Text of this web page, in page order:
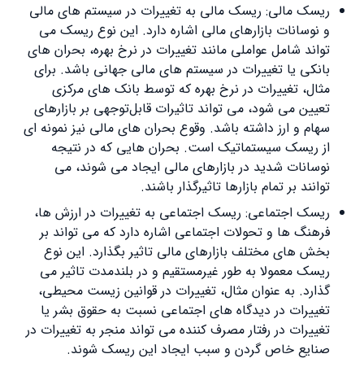
ریسک مالی: ریسک مالی به تغییرات در سیستم ‌های مالی
و نوسانات بازارهای مالی اشاره دارد. این نوع ریسک می
‌تواند شامل عواملی مانند تغییرات در نرخ بهره، بحران ‌های
بانکی یا تغییرات در سیستم‌ های مالی جهانی باشد. برای
مثال، تغییرات در نرخ بهره که توسط بانک ‌های مرکزی
تعیین می ‌شود، می ‌تواند تاثیرات قابل‌توجهی بر بازارهای
سهام و ارز داشته باشد. وقوع بحران ‌های مالی نیز نمونه‌ ای
از ریسک سیستماتیک است. بحران ‌هایی که در نتیجه
نوسانات شدید در بازارهای مالی ایجاد می‌ شوند، می
‌توانند بر تمام بازارها تاثیرگذار باشند.
ریسک اجتماعی: ریسک اجتماعی به تغییرات در ارزش ‌ها،
فرهنگ ‌ها و تحولات اجتماعی اشاره دارد که می ‌تواند بر
بخش‌ های مختلف بازارهای مالی تاثیر بگذارد. این نوع
ریسک معمولا به ‌طور غیرمستقیم و در بلندمدت تاثیر می
‌گذارد. به عنوان مثال، تغییرات در قوانین زیست ‌محیطی،
تغییرات در دیدگاه‌ های اجتماعی نسبت به حقوق بشر یا
تغییرات در رفتار مصرف ‌کننده می ‌تواند منجر به تغییرات در
صنایع خاص گردن و سبب ایجاد این ریسک شوند.